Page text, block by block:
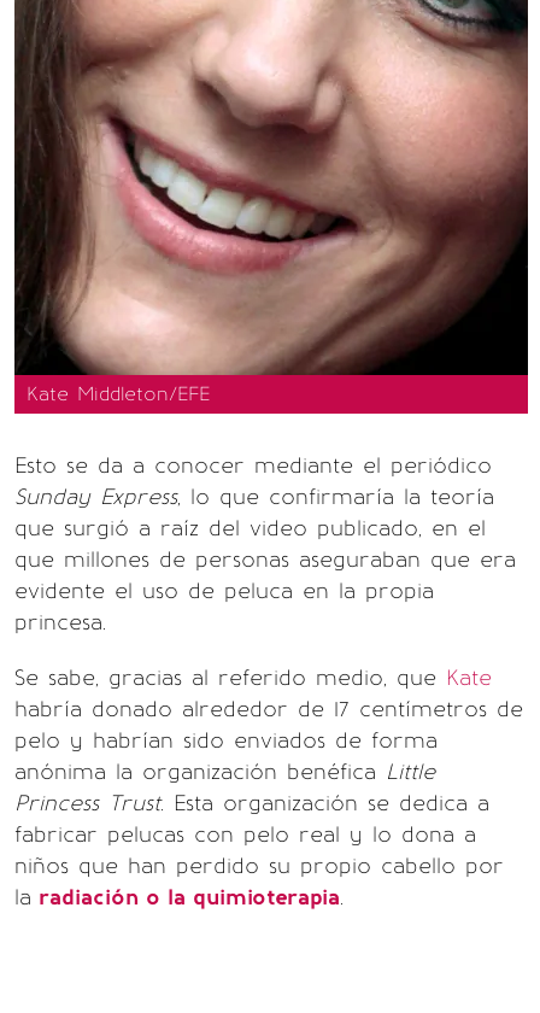
Kate Middleton/EFE
Esto se da a conocer mediante el periódico
Sunday Express, lo que confirmaría la teoría
que surgió a raíz del video publicado, en el
que millones de personas aseguraban que era
evidente el uso de peluca en la propia
princesa.
Se sabe, gracias al referido medio, que Kate
habría donado alrededor de 17 centímetros de
pelo y habrían sido enviados de forma
anónima la organización benéfica Little
Princess Trust. Esta organización se dedica a
fabricar pelucas con pelo real y lo dona a
niños que han perdido su propio cabello por
la radiación o la quimioterapia.